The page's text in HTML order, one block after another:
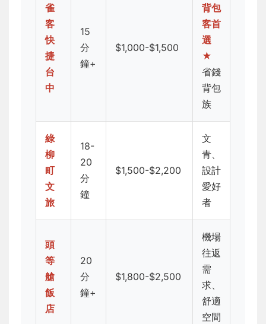
雀
客
快
捷
台
中
15
分
鐘+
$1,000-$1,500
背包
客首
選
★
省錢
背包
族
綠
柳
町
文
旅
18-
20
分
鐘
$1,500-$2,200
文
青、
設計
愛好
者
頭
等
艙
飯
店
20
分
鐘+
$1,800-$2,500
機場
往返
需
求、
舒適
空間